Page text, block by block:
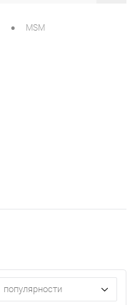
• MSM
популярности